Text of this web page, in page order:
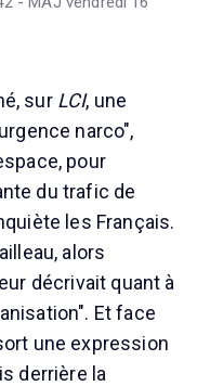
sur LCI, une
narco",
pour
du trafic de
les Français.
alors
décrivait quant à
Et face
une expression
derrière la